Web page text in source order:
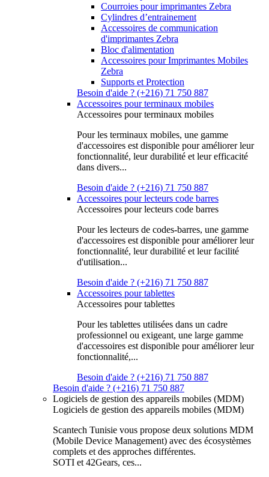
Courroies pour imprimantes Zebra
Cylindres d’entrainement
Accessoires de communication
d'imprimantes Zebra
Bloc d'alimentation
Accessoires pour Imprimantes Mobiles
Zebra
Supports et Protection
Besoin d'aide ? (+216) 71 750 887
Accessoires pour terminaux mobiles
Accessoires pour terminaux mobiles
Pour les terminaux mobiles, une gamme
d'accessoires est disponible pour améliorer leur
fonctionnalité, leur durabilité et leur efficacité
dans divers...
Besoin d'aide ? (+216) 71 750 887
Accessoires pour lecteurs code barres
Accessoires pour lecteurs code barres
Pour les lecteurs de codes-barres, une gamme
d'accessoires est disponible pour améliorer leur
fonctionnalité, leur durabilité et leur facilité
d'utilisation...
Besoin d'aide ? (+216) 71 750 887
Accessoires pour tablettes
Accessoires pour tablettes
Pour les tablettes utilisées dans un cadre
professionnel ou exigeant, une large gamme
d'accessoires est disponible pour améliorer leur
fonctionnalité,...
Besoin d'aide ? (+216) 71 750 887
Besoin d'aide ? (+216) 71 750 887
Logiciels de gestion des appareils mobiles (MDM)
Logiciels de gestion des appareils mobiles (MDM)
Scantech Tunisie vous propose deux solutions MDM
(Mobile Device Management) avec des écosystèmes
complets et des approches différentes.
SOTI et 42Gears, ces...